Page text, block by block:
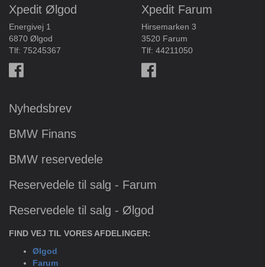
Xpedit Ølgod
Energivej 1
6870 Ølgod
Tlf: 75245367
Xpedit Farum
Hirsemarken 3
3520 Farum
Tlf: 44211050
Nyhedsbrev
BMW Finans
BMW reservedele
Reservedele til salg - Farum
Reservedele til salg - Ølgod
FIND VEJ TIL VORES AFDELINGER:
Ølgod
Farum